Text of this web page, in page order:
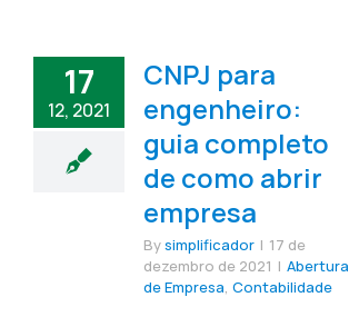
17
12, 2021
CNPJ para
engenheiro:
guia completo
de como abrir
empresa
Bysimplificador | 17 de
dezembro de 2021 | Abertura
de Empresa, Contabilidade